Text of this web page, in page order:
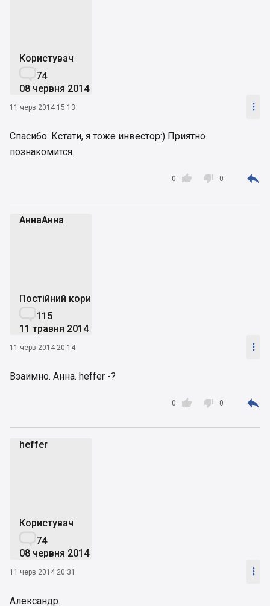
Користувач
74
08 червня 2014
11 черв 2014 15:13 
Спасибо. Кстати, я тоже инвестор:) Приятно
познакомится.

0  0 
АннаАнна
Постійний користувач
115
11 травня 2014
11 черв 2014 20:14 
Взаимно. Анна. heffer -?

0  0 
heffer
Користувач
74
08 червня 2014
11 черв 2014 20:31 
Александр.